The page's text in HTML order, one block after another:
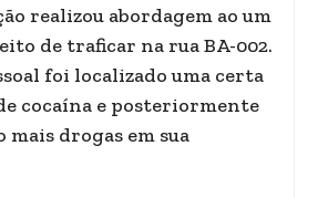
realizou abordagem ao um
de traficar na rua BA-002.
foi localizado uma certa
cocaína e posteriormente
mais drogas em sua